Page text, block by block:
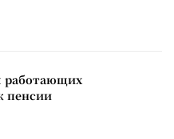
работающих
пенсии